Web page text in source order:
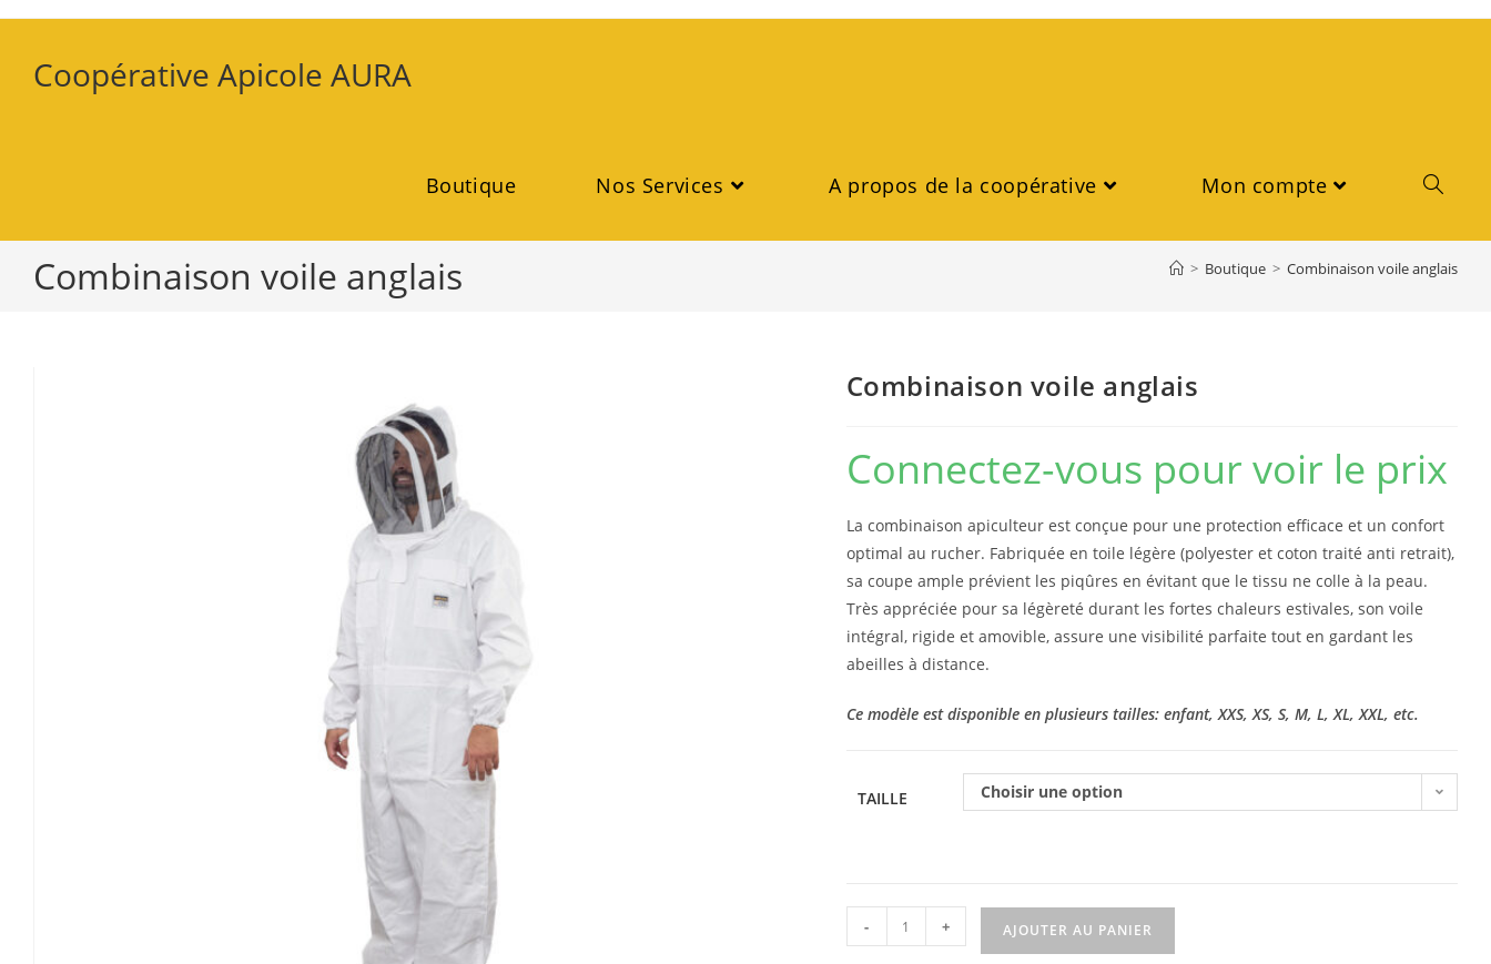
Coopérative Apicole AURA
Boutique Nos Services A propos de la coopérative Mon compte
Combinaison voile anglais > Boutique > Combinaison voile anglais
Combinaison voile anglais
Connectez-vous pour voir le prix
La combinaison apiculteur est conçue pour une protection efficace et un confort
optimal au rucher. Fabriquée en toile légère (polyester et coton traité anti retrait),
sa coupe ample prévient les piqûres en évitant que le tissu ne colle à la peau.
Très appréciée pour sa légèreté durant les fortes chaleurs estivales, son voile
intégral, rigide et amovible, assure une visibilité parfaite tout en gardant les
abeilles à distance.
Ce modèle est disponible en plusieurs tailles: enfant, XXS, XS, S, M, L, XL, XXL, etc.
TAILLE Choisir une option
- + AJOUTER AU PANIER